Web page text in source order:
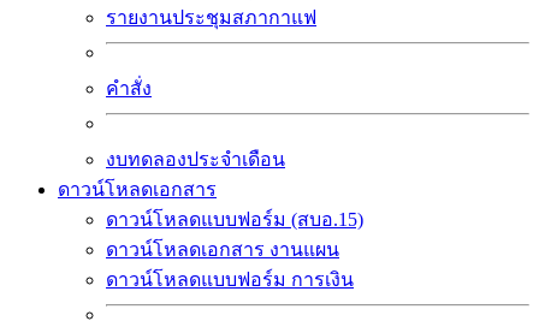
รายงานประชุมสภากาแฟ
คำสั่ง
งบทดลองประจำเดือน
ดาวน์โหลดเอกสาร
ดาวน์โหลดแบบฟอร์ม (สบอ.15)
ดาวน์โหลดเอกสาร งานแผน
ดาวน์โหลดแบบฟอร์ม การเงิน